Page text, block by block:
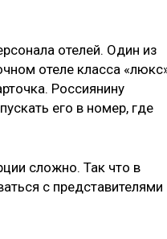
отелей. Один из
отеле класса
Россиянину
его в номер, где
сложно. Так что в
с представителями